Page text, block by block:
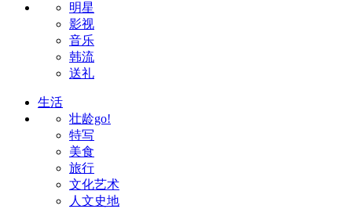
明星
影视
音乐
韩流
送礼
生活
壮龄go!
特写
美食
旅行
文化艺术
人文史地